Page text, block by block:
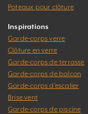
Poteaux pour clôture
Inspirations
Garde-corps verre
Clôture en verre
Garde-corps de terrasse
Garde-corps de balcon
Garde-corps d’escalier
Brise vent
Garde-corps de piscine